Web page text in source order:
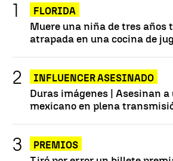
FLORIDA
Muere una niña de tres años
atrapada en una cocina de
INFLUENCER ASESINADO
Duras imágenes | Asesinan
mexicano en plena
PREMIOS